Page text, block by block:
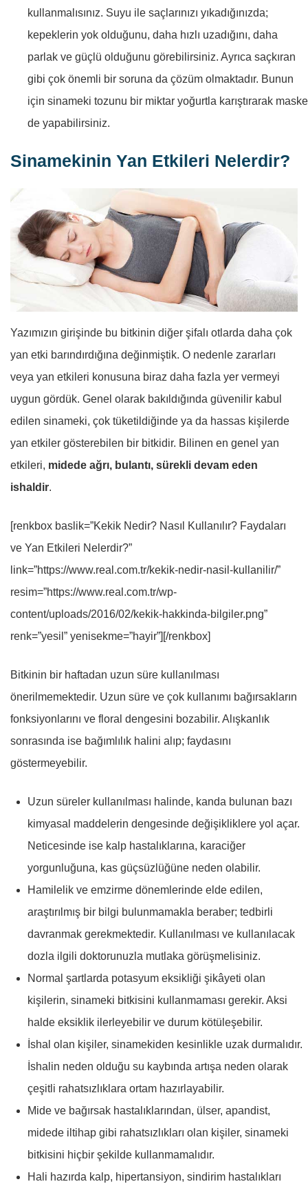
kullanmalısınız. Suyu ile saçlarınızı yıkadığınızda;
kepeklerin yok olduğunu, daha hızlı uzadığını, daha
parlak ve güçlü olduğunu görebilirsiniz. Ayrıca saçkıran
gibi çok önemli bir soruna da çözüm olmaktadır. Bunun
için sinameki tozunu bir miktar yoğurtla karıştırarak maske
de yapabilirsiniz.
Sinamekinin Yan Etkileri Nelerdir?
Yazımızın girişinde bu bitkinin diğer şifalı otlarda daha çok
yan etki barındırdığına değinmiştik. O nedenle zararları
veya yan etkileri konusuna biraz daha fazla yer vermeyi
uygun gördük. Genel olarak bakıldığında güvenilir kabul
edilen sinameki, çok tüketildiğinde ya da hassas kişilerde
yan etkiler gösterebilen bir bitkidir. Bilinen en genel yan
etkileri, midede ağrı, bulantı, sürekli devam eden
ishaldir.
[renkbox baslik=”Kekik Nedir? Nasıl Kullanılır? Faydaları
ve Yan Etkileri Nelerdir?”
link=”https://www.real.com.tr/kekik-nedir-nasil-kullanilir/”
resim=”https://www.real.com.tr/wp-
content/uploads/2016/02/kekik-hakkinda-bilgiler.png”
renk=”yesil” yenisekme=”hayir”][/renkbox]
Bitkinin bir haftadan uzun süre kullanılması
önerilmemektedir. Uzun süre ve çok kullanımı bağırsakların
fonksiyonlarını ve floral dengesini bozabilir. Alışkanlık
sonrasında ise bağımlılık halini alıp; faydasını
göstermeyebilir.
Uzun süreler kullanılması halinde, kanda bulunan bazı
kimyasal maddelerin dengesinde değişikliklere yol açar.
Neticesinde ise kalp hastalıklarına, karaciğer
yorgunluğuna, kas güçsüzlüğüne neden olabilir.
Hamilelik ve emzirme dönemlerinde elde edilen,
araştırılmış bir bilgi bulunmamakla beraber; tedbirli
davranmak gerekmektedir. Kullanılması ve kullanılacak
dozla ilgili doktorunuzla mutlaka görüşmelisiniz.
Normal şartlarda potasyum eksikliği şikâyeti olan
kişilerin, sinameki bitkisini kullanmaması gerekir. Aksi
halde eksiklik ilerleyebilir ve durum kötüleşebilir.
İshal olan kişiler, sinamekiden kesinlikle uzak durmalıdır.
İshalin neden olduğu su kaybında artışa neden olarak
çeşitli rahatsızlıklara ortam hazırlayabilir.
Mide ve bağırsak hastalıklarından, ülser, apandist,
midede iltihap gibi rahatsızlıkları olan kişiler, sinameki
bitkisini hiçbir şekilde kullanmamalıdır.
Hali hazırda kalp, hipertansiyon, sindirim hastalıkları